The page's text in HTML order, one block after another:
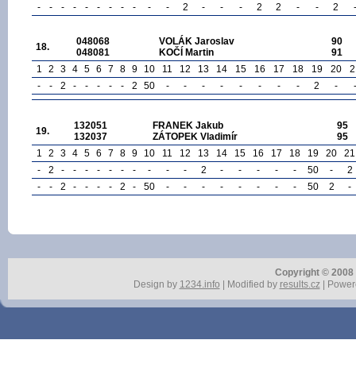
-
- - - - - - - - - - 2 - - - 2 2 - - 2 -
18.
048068
048081
VOLÁK Jaroslav
KOČÍ Martin
90
91
1
2 3 4 5 6 7 8 9 10 11 12 13 14 15 16 17 18 19 20
-
- 2 - - - - - 2 50 - - - - - - - - 2 - -
19.
132051
132037
FRANEK Jakub
ZÁTOPEK Vladimír
95
95
1
2 3 4 5 6 7 8 9 10 11 12 13 14 15 16 17 18 19 20
21
-
2 - - - - - - - - - - 2 - - - - - 50 -
2
-
- 2 - - - - 2 - 50 - - - - - - - - 50 2 -
Copyright ©
Design by 1234.info | Modified by results.cz|